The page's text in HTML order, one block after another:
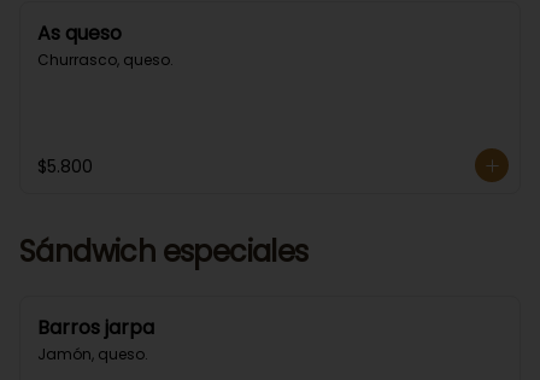
As queso
Churrasco, queso.
$5.800
Sándwich especiales
Barros jarpa
Jamón, queso.